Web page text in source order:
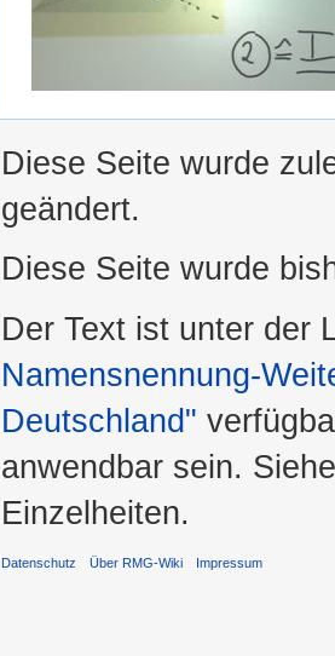
Diese Seite wurde
geändert.
Diese Seite wurde
Der Text ist unter der
Namensnennung-
Deutschland"
anwendbar sein.
Einzelheiten.
Datenschutz Über RMG-Wiki Impressum